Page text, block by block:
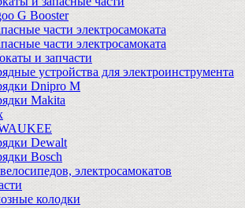
G Booster
части электросамоката
части электросамоката
и запчасти
устройства для электроинструмента
Dnipro M
Makita
Dewalt
Bosch
электросамокатов
колодки